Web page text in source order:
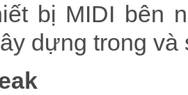
bị MIDI bên
dựng trong và